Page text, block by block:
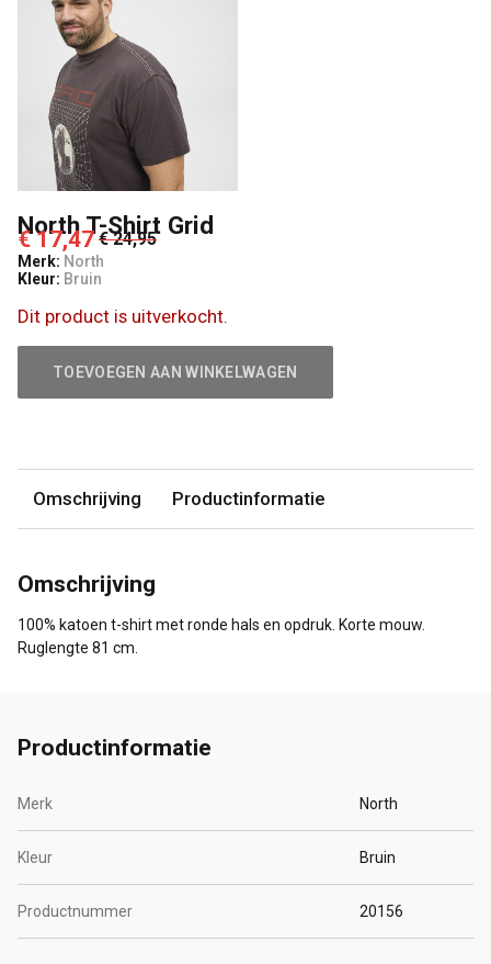
North T-Shirt Grid
€ 17,47 € 24,95
Merk: North
Kleur: Bruin
Dit product is uitverkocht.
TOEVOEGEN AAN WINKELWAGEN
Omschrijving Productinformatie
Omschrijving
100% katoen t-shirt met ronde hals en opdruk. Korte mouw.
Ruglengte 81 cm.
Productinformatie
Merk North
Kleur Bruin
Productnummer 20156